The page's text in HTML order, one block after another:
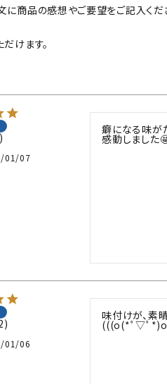
商品の感想やご要望をご記入くだ
けます。
01/07
癖になる味
感動しました
01/06
味付けが、素
(((o(*ﾟ▽ﾟ